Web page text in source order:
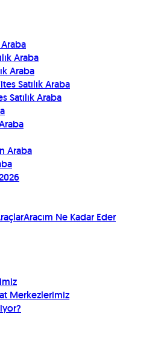
Araba
Araba
Araba
Satılık Araba
Satılık Araba
Araba
Aracım Ne Kadar Eder
Merkezlerimiz